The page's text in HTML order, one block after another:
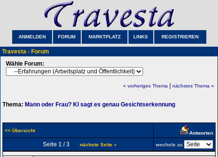
ANMELDEN FORUM MARKTPLATZ LINKS REGISTRIEREN
Travesta - Forum
Wähle Forum:
« vorheriges Thema nächstes Thema »
Thema: Mann oder Frau? KI sagt es genau Gesichtserkennung
<< Übersicht Antworten
Seite 1 / 3 nächste Seite » wechsle zu